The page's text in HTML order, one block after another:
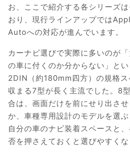
お、ここで紹介する各シリーズ
おり、現行ラインアップでは
Autoへの対応が進んでいます。
カーナビ選びで実際に多いのが
の車に付くのか分からない」と
2DIN（約180mm四方）の規格
収まる7型が長く主流でした。8
合は、画面だけを前にせり出さ
か、車種専用設計のモデルを選
自分の車のナビ装着スペースと
否を押さえておくと選びやすくな